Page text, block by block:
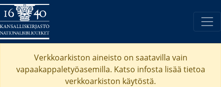
Verkkoarkiston aineisto on saatavilla vain
vapaakappaletyöasemilla. Katso infosta lisää tietoa
verkkoarkiston käytöstä.